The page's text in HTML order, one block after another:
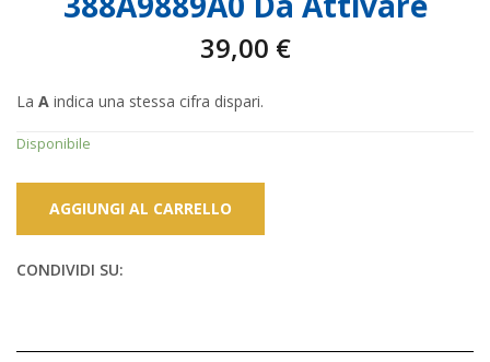
39,00 €
La A indica una stessa cifra dispari.
Disponibile
AGGIUNGI AL CARRELLO
CONDIVIDI SU: